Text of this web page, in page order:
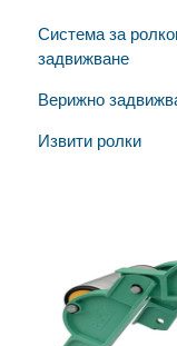
Система за
задвижване
Верижно
Извити ролки